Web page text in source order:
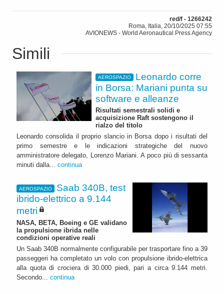
red/f - 1266242
Roma, Italia, 20/10/2025 07:55
AVIONEWS - World Aeronautical Press Agency
Simili
AEROSPAZIO
Leonardo corre
in Borsa: Mariani punta su
software e alleanze
Risultati semestrali solidi e
acquisizione Raft sostengono il
rialzo del titolo
Leonardo consolida il proprio slancio in Borsa dopo i risultati del
primo semestre e le indicazioni strategiche del nuovo
amministratore delegato, Lorenzo Mariani. A poco più di sessanta
minuti dalla... continua
AEROSPAZIO
Saab 340B, test
ibrido-elettrico a 9.144
metri
NASA, BETA, Boeing e GE validano
la propulsione ibrida nelle
condizioni operative reali
Un Saab 340B normalmente configurabile per trasportare fino a 39
passeggeri ha completato un volo con propulsione ibrido-elettrica
alla quota di crociera di 30.000 piedi, pari a circa 9.144 metri.
Secondo... continua